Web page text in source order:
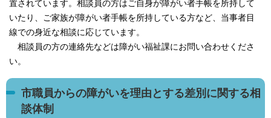
置されています。相談員の方はご自身が障がい者手帳を所持して
いたり、ご家族が障がい者手帳を所持している方など、当事者目
線での身近な相談に応じています。
相談員の方の連絡先などは障がい福祉課にお問い合わせくださ
い。
市職員からの障がいを理由とする差別に関する相
談体制